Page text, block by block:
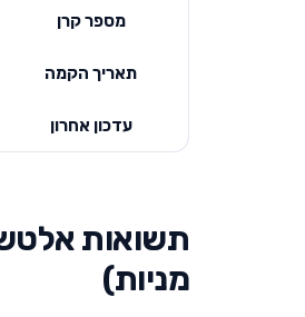
מספר קרן
תאריך הקמה
עדכון אחרון
מניות)